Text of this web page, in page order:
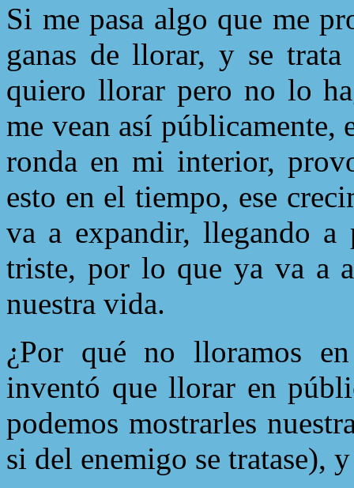
Si me pasa algo que me
ganas de llorar, y se
quiero llorar pero no lo
me vean así públicamente,
ronda en mi interior,
esto en el tiempo, ese
va a expandir, llegando a
triste, por lo que ya va a
nuestra vida.
¿Por qué no lloramos
inventó que llorar en
podemos mostrarles
si del enemigo se tratase),